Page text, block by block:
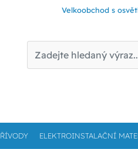
Velkoobchod s
ELEKTROINSTALAČNÍ